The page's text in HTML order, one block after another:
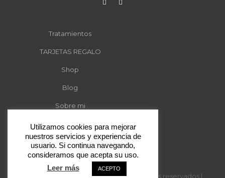
Tratamientos
TARJETAS REGALO
Shop
Blog
Sobre mi
Contacto
© 2024 Desmark-Arte | Todos los derechos reservados |
Utilizamos cookies para mejorar
nuestros servicios y experiencia de
usuario. Si continua navegando,
consideramos que acepta su uso.
Leer más
ACEPTO